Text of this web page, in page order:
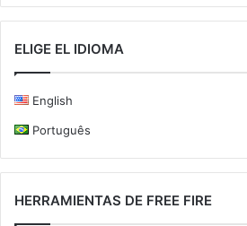
ELIGE EL IDIOMA
English
Português
HERRAMIENTAS DE FREE FIRE